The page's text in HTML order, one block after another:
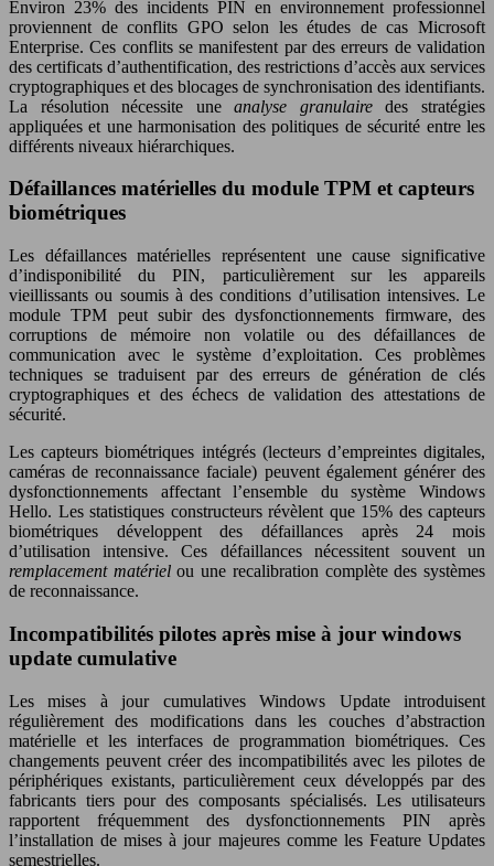
Environ 23% des incidents PIN en environnement professionnel
proviennent de conflits GPO selon les études de cas Microsoft
Enterprise. Ces conflits se manifestent par des erreurs de validation
des certificats d’authentification, des restrictions d’accès aux services
cryptographiques et des blocages de synchronisation des identifiants.
La résolution nécessite uneanalyse granulairedes stratégies
appliquées et une harmonisation des politiques de sécurité entre les
différents niveaux hiérarchiques.
Défaillances matérielles du module TPM et capteurs
biométriques
Les défaillances matérielles représentent une cause significative
d’indisponibilité du PIN, particulièrement sur les appareils
vieillissants ou soumis à des conditions d’utilisation intensives. Le
module TPM peut subir des dysfonctionnements firmware, des
corruptions de mémoire non volatile ou des défaillances de
communication avec le système d’exploitation. Ces problèmes
techniques se traduisent par des erreurs de génération de clés
cryptographiques et des échecs de validation des attestations de
sécurité.
Les capteurs biométriques intégrés (lecteurs d’empreintes digitales,
caméras de reconnaissance faciale) peuvent également générer des
dysfonctionnements affectant l’ensemble du système Windows
Hello. Les statistiques constructeurs révèlent que 15% des capteurs
biométriques développent des défaillances après 24 mois
d’utilisation intensive. Ces défaillances nécessitent souvent un
remplacement matérielou une recalibration complète des systèmes
de reconnaissance.
Incompatibilités pilotes après mise à jour windows
update cumulative
Les mises à jour cumulatives Windows Update introduisent
régulièrement des modifications dans les couches d’abstraction
matérielle et les interfaces de programmation biométriques. Ces
changements peuvent créer des incompatibilités avec les pilotes de
périphériques existants, particulièrement ceux développés par des
fabricants tiers pour des composants spécialisés. Les utilisateurs
rapportent fréquemment des dysfonctionnements PIN après
l’installation de mises à jour majeures comme les Feature Updates
semestrielles.